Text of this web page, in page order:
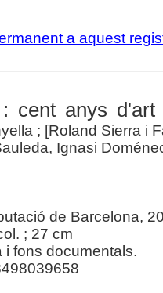
a aquest
cent anys
; [Roland Sierra i
Ignasi
de Barcelona,
; 27 cm
i fons documentals.